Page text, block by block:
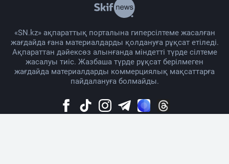
«SN.kz» ақпараттық порталына гиперсілтеме жасалған
жағдайда ғана материалдарды қолдануға рұқсат етіледі.
Ақпараттан дәйексөз алынғанда міндетті түрде сілтеме
жасалуы тиіс. Жазбаша түрде рұқсат берілмеген
жағдайда материалдарды коммерциялық мақсаттарға
пайдалануға болмайды.